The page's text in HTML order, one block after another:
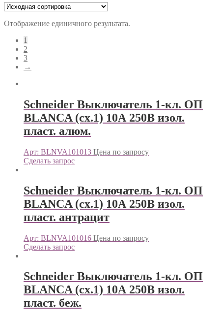
Отображение единичного результата.
1
2
3
→
Schneider Выключатель 1-кл. ОП
BLANCA (сх.1) 10А 250В изол.
пласт. алюм.
Арт: BLNVA101013 Цена по запросу
Сделать запрос
Schneider Выключатель 1-кл. ОП
BLANCA (сх.1) 10А 250В изол.
пласт. антрацит
Арт: BLNVA101016 Цена по запросу
Сделать запрос
Schneider Выключатель 1-кл. ОП
BLANCA (сх.1) 10А 250В изол.
пласт. беж.